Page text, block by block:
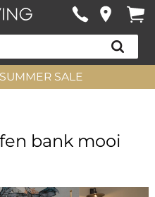
SALE
bank mooi